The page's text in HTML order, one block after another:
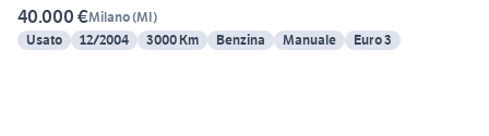
40.000 €Milano(MI)
Usato
12/2004 3000 Km Benzina Manuale Euro 3